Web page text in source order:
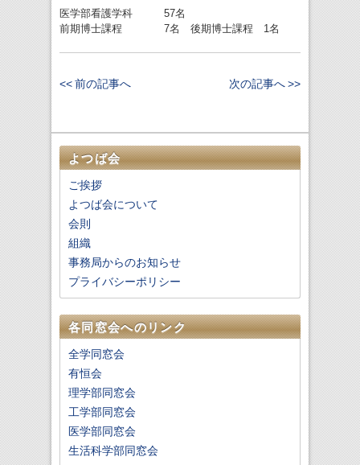
医学部看護学科 57名
前期博士課程 7名 後期博士課程 1名
<< 前の記事へ 次の記事へ >>
よつば会
ご挨拶
よつば会について
会則
組織
事務局からのお知らせ
プライバシーポリシー
各同窓会へのリンク
全学同窓会
有恒会
理学部同窓会
工学部同窓会
医学部同窓会
生活科学部同窓会